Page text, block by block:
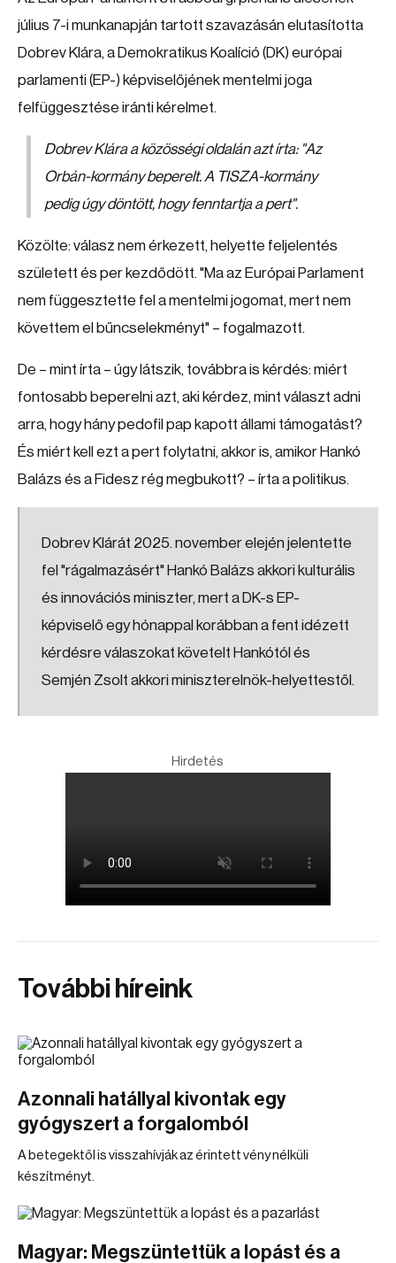
július 7-i munkanapján tartott szavazásán elutasította
Dobrev Klára, a Demokratikus Koalíció (DK) európai
parlamenti (EP-) képviselőjének mentelmi joga
felfüggesztése iránti kérelmet.
Dobrev Klára a közösségi oldalán azt írta: "Az
Orbán-kormány beperelt. A TISZA-kormány
pedig úgy döntött, hogy fenntartja a pert".
Közölte: válasz nem érkezett, helyette feljelentés
született és per kezdődött. "Ma az Európai Parlament
nem függesztette fel a mentelmi jogomat, mert nem
követtem el bűncselekményt" – fogalmazott.
De – mint írta – úgy látszik, továbbra is kérdés: miért
fontosabb beperelni azt, aki kérdez, mint választ adni
arra, hogy hány pedofil pap kapott állami támogatást?
És miért kell ezt a pert folytatni, akkor is, amikor Hankó
Balázs és a Fidesz rég megbukott? – írta a politikus.
Dobrev Klárát 2025. november elején jelentette
fel "rágalmazásért" Hankó Balázs akkori kulturális
és innovációs miniszter, mert a DK-s EP-
képviselő egy hónappal korábban a fent idézett
kérdésre válaszokat követelt Hankótól és
Semjén Zsolt akkori miniszterelnök-helyettestől.
Hirdetés
További híreink
Azonnali hatállyal kivontak egy
gyógyszert a forgalomból
A betegektől is visszahívják az érintett vény nélküli
készítményt.
Magyar: Megszüntettük a lopást és a